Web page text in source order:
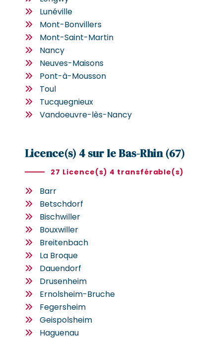
Lunéville
Mont-Bonvillers
Mont-Saint-Martin
Nancy
Neuves-Maisons
Pont-à-Mousson
Toul
Tucquegnieux
Vandoeuvre-lès-Nancy
Licence(s) 4 sur le Bas-Rhin (67)
27 Licence(s) 4 transférable(s)
Barr
Betschdorf
Bischwiller
Bouxwiller
Breitenbach
La Broque
Dauendorf
Drusenheim
Ernolsheim-Bruche
Fegersheim
Geispolsheim
Haguenau